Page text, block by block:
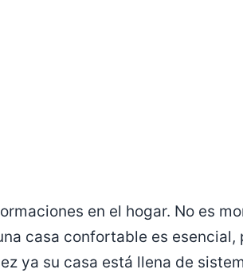
en el hogar. No es
casa confortable es
ya su casa está llena de